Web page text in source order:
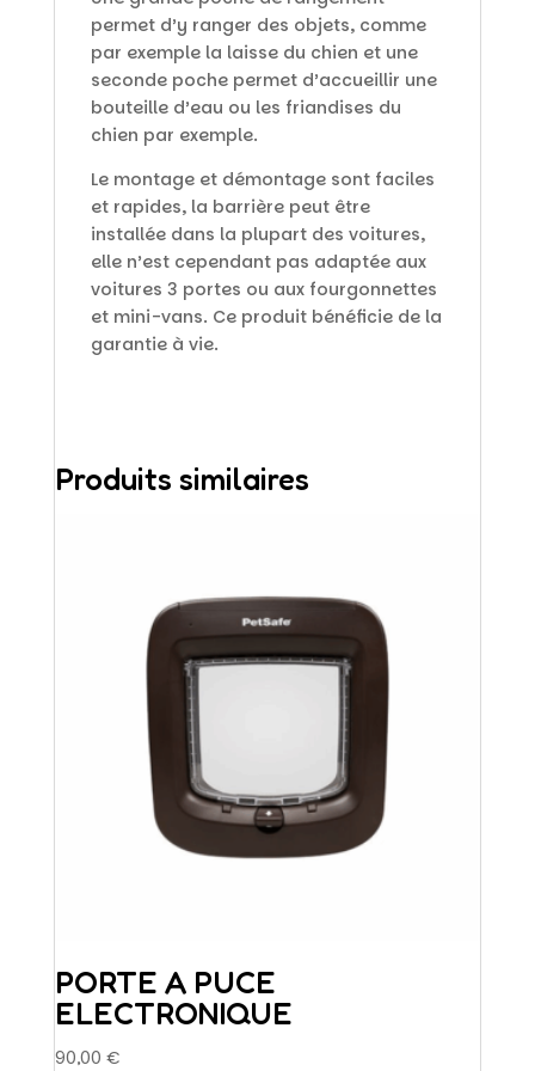
permet d’y ranger des objets, comme
par exemple la laisse du chien et une
seconde poche permet d’accueillir une
bouteille d’eau ou les friandises du
chien par exemple.
Le montage et démontage sont faciles
et rapides, la barrière peut être
installée dans la plupart des voitures,
elle n’est cependant pas adaptée aux
voitures 3 portes ou aux fourgonnettes
et mini-vans. Ce produit bénéficie de la
garantie à vie.
Produits similaires
PORTE A PUCE
ELECTRONIQUE
90,00 €